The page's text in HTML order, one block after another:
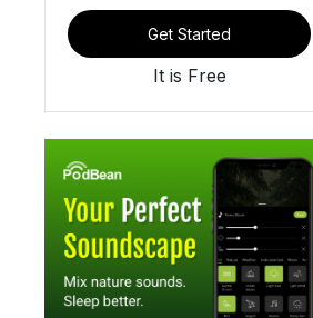
Get Started
It is Free